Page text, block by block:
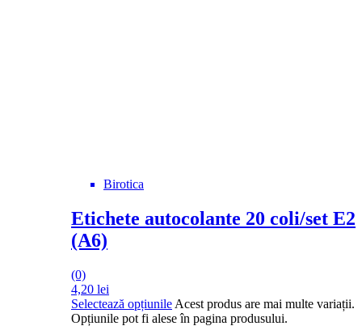
Birotica
Etichete autocolante 20 coli/set E2
(A6)
(0)
4,20 lei
Selectează opțiunile Acest produs are mai multe variații.
Opțiunile pot fi alese în pagina produsului.